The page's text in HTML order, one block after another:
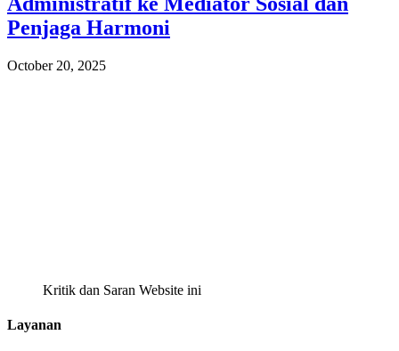
Penjaga Harmoni
October 20, 2025
Kritik dan Saran Website ini
Layanan